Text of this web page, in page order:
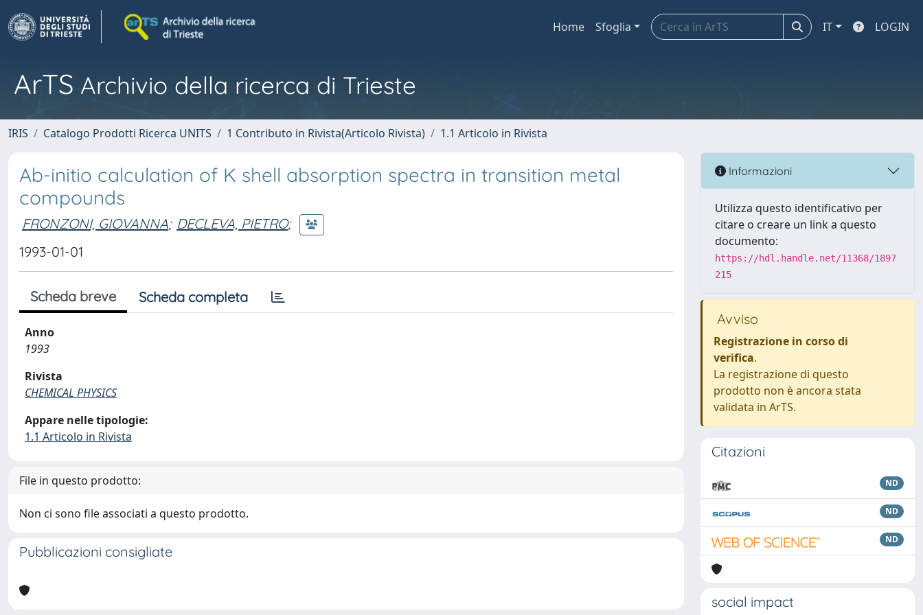
Home Sfoglia IT LOGIN
ArTS Archivio della ricerca di Trieste
IRIS Catalogo Prodotti Ricerca UNITS 1 Contributo in Rivista(Articolo Rivista) 1.1 Articolo in Rivista
Ab-initio calculation of K shell absorption spectra in transition metal
compounds
FRONZONI, GIOVANNA; DECLEVA, PIETRO;
1993-01-01
Scheda breve Scheda completa
Anno
1993
Rivista
CHEMICAL PHYSICS
Appare nelle tipologie:
1.1 Articolo in Rivista
File in questo prodotto:
Non ci sono file associati a questo prodotto.
Pubblicazioni consigliate
Informazioni
Utilizza questo identificativo per
citare o creare un link a questo
documento:
https://hdl.handle.net/11368/1897
215
Avviso
Registrazione in corso di
verifica.
La registrazione di questo
prodotto non è ancora stata
validata in ArTS.
Citazioni
ND
ND
ND
social impact